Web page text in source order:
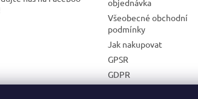
objednávka
Všeobecné obchodní
podmínky
Jak nakupovat
GPSR
GDPR